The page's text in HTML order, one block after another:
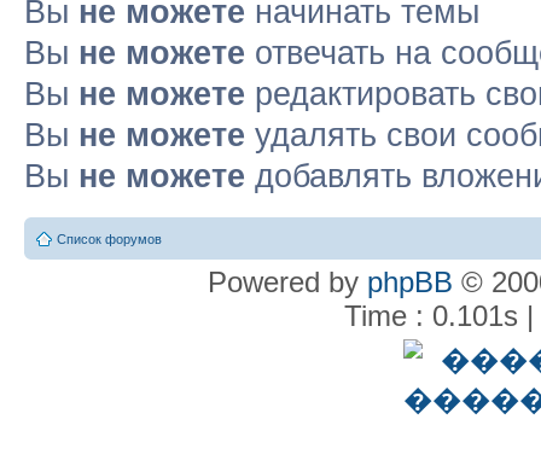
Вы не можете начинать темы
Вы не можете отвечать на
Вы не можете редактировать
Вы не можете удалять свои
Вы не можете добавлять
Список форумов
Powered by phpBB ©
Time : 0.101s